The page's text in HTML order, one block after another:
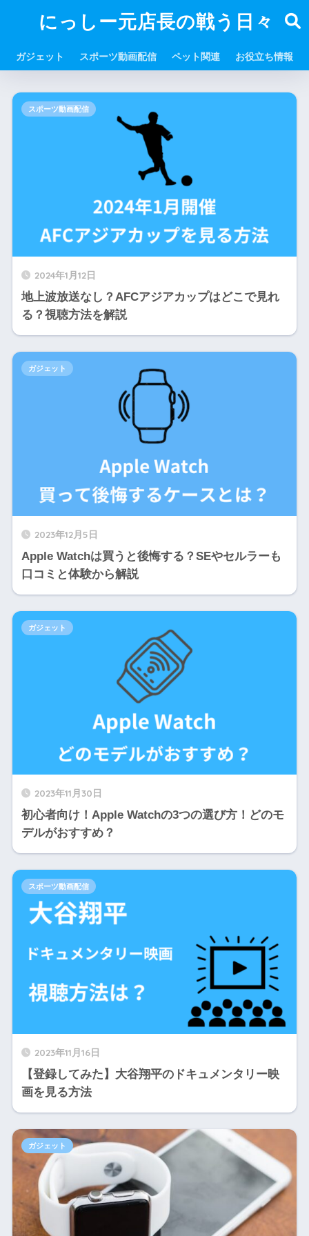
にっしー元店長の戦う日々
ガジェット スポーツ動画配信 ペット関連 お役立ち情報
2024年1月12日
地上波放送なし？AFCアジアカップはどこで見れ
る？視聴方法を解説
スポーツ動画配信
2023年12月5日
Apple Watchは買うと後悔する？SEやセルラーも
口コミと体験から解説
ガジェット
2023年11月30日
初心者向け！Apple Watchの3つの選び方！どのモ
デルがおすすめ？
ガジェット
2023年11月16日
【登録してみた】大谷翔平のドキュメンタリー映
画を見る方法
スポーツ動画配信
ガジェット